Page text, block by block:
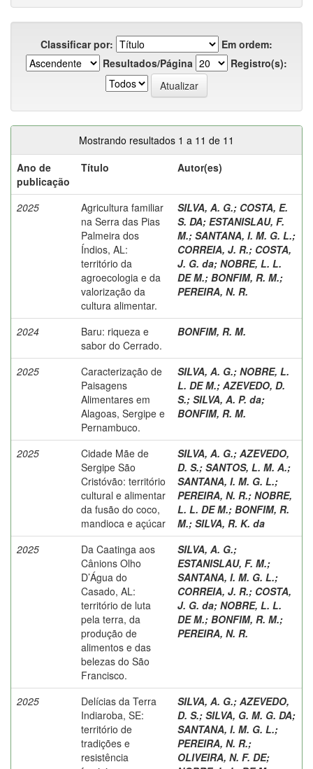
Classificar por:
Em ordem:
Resultados/Página
Registro(s):
Mostrando resultados 1 a 11 de 11
Ano de
publicação
Título Autor(es)
2025
Agricultura familiar
na Serra das Pias
Palmeira dos
Índios, AL:
território da
agroecologia e da
valorização da
cultura alimentar.
SILVA, A. G.; COSTA, E.
S. DA; ESTANISLAU, F.
M.; SANTANA, I. M. G. L.;
CORREIA, J. R.; COSTA,
J. G. da; NOBRE, L. L.
DE M.; BONFIM, R. M.;
PEREIRA, N. R.
2024
Baru: riqueza e
sabor do Cerrado.
BONFIM, R. M.
2025
Caracterização de
Paisagens
Alimentares em
Alagoas, Sergipe e
Pernambuco.
SILVA, A. G.; NOBRE, L.
L. DE M.; AZEVEDO, D.
S.; SILVA, A. P. da;
BONFIM, R. M.
2025
Cidade Mãe de
Sergipe São
Cristóvão: território
cultural e alimentar
da fusão do coco,
mandioca e açúcar
SILVA, A. G.; AZEVEDO,
D. S.; SANTOS, L. M. A.;
SANTANA, I. M. G. L.;
PEREIRA, N. R.; NOBRE,
L. L. DE M.; BONFIM, R.
M.; SILVA, R. K. da
2025
Da Caatinga aos
Cânions Olho
D’Água do
Casado, AL:
território de luta
pela terra, da
produção de
alimentos e das
belezas do São
Francisco.
SILVA, A. G.;
ESTANISLAU, F. M.;
SANTANA, I. M. G. L.;
CORREIA, J. R.; COSTA,
J. G. da; NOBRE, L. L.
DE M.; BONFIM, R. M.;
PEREIRA, N. R.
2025
Delícias da Terra
Indiaroba, SE:
território de
tradições e
resistência
SILVA, A. G.; AZEVEDO,
D. S.; SILVA, G. M. G. DA;
SANTANA, I. M. G. L.;
PEREIRA, N. R.;
OLIVEIRA, N. F. DE;